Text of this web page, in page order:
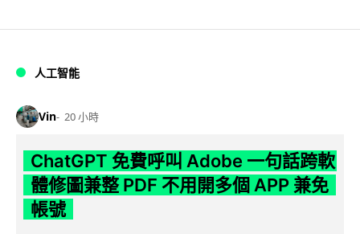
人工智能
Vin 20 小時
ChatGPT 免費呼叫 Adobe 一句話跨軟
體修圖兼整 PDF 不用開多個 APP 兼免
帳號